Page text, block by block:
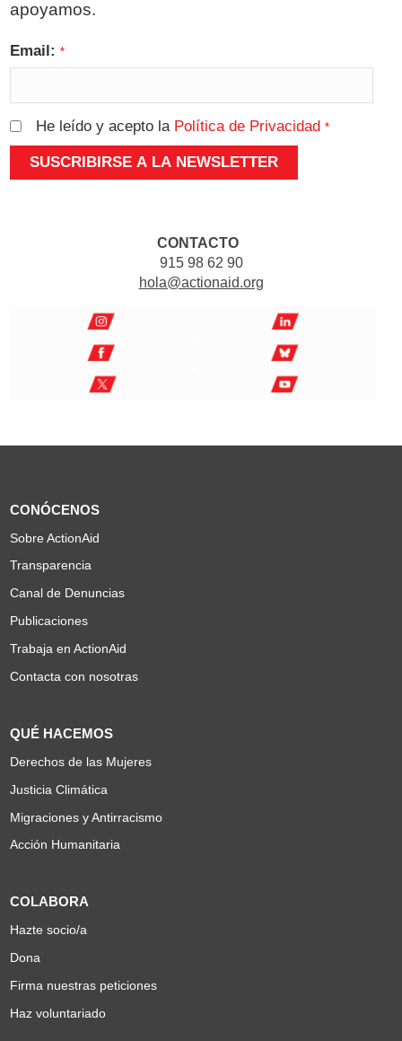
apoyamos.
Email:*
He leído y acepto la Política de Privacidad *
CONTACTO
915 98 62 90
hola@actionaid.org
CONÓCENOS
Sobre ActionAid
Transparencia
Canal de Denuncias
Publicaciones
Trabaja en ActionAid
Contacta con nosotras
QUÉ HACEMOS
Derechos de las Mujeres
Justicia Climática
Migraciones y Antirracismo
Acción Humanitaria
COLABORA
Hazte socio/a
Dona
Firma nuestras peticiones
Haz voluntariado